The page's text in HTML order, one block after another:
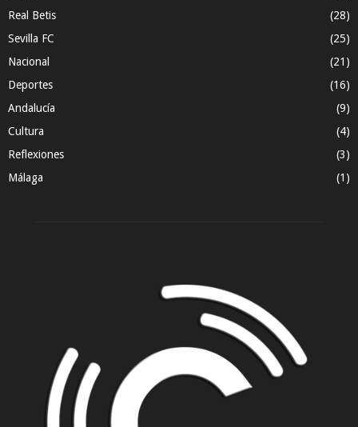
Real Betis
(28)
Sevilla FC
(25)
Nacional
(21)
Deportes
(16)
Andalucía
(9)
Cultura
(4)
Reflexiones
(3)
Málaga
(1)